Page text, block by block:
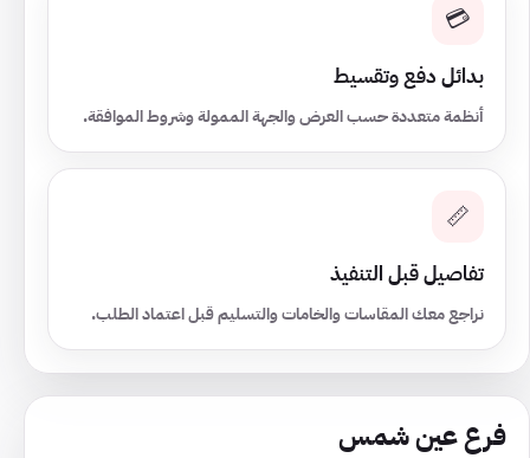
💳
بدائل دفع وتقسيط
أنظمة متعددة حسب العرض والجهة الممولة وشروط الموافقة.
📏
تفاصيل قبل التنفيذ
نراجع معك المقاسات والخامات والتسليم قبل اعتماد الطلب.
فرع عين شمس